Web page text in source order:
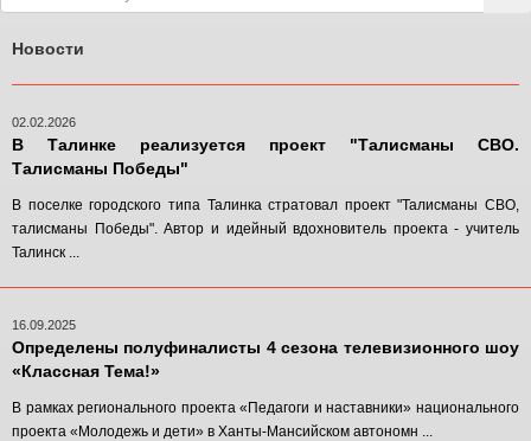
Новости
02.02.2026
В Талинке реализуется проект "Талисманы СВО.
Талисманы Победы"
В поселке городского типа Талинка стратовал проект "Талисманы СВО,
талисманы Победы". Автор и идейный вдохновитель проекта - учитель
Талинск ...
16.09.2025
Определены полуфиналисты 4 сезона телевизионного шоу
«Классная Тема!»
В рамках регионального проекта «Педагоги и наставники» национального
проекта «Молодежь и дети» в Ханты-Мансийском автономн ...